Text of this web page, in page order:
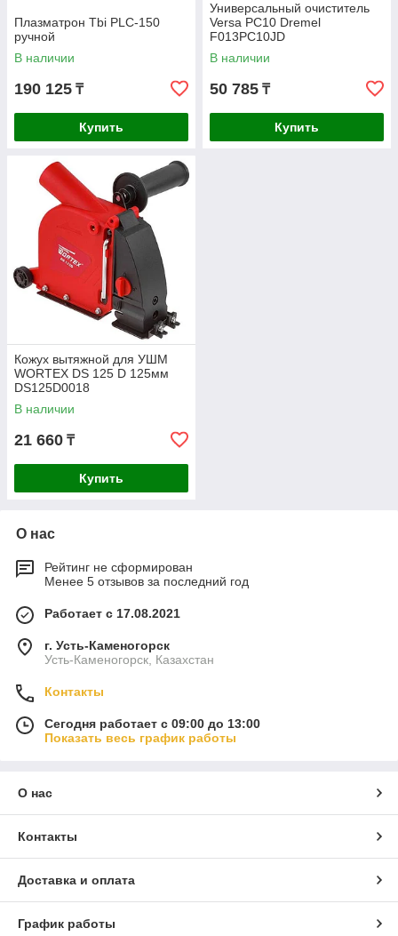
Плазматрон Tbi PLC-150
ручной
В наличии
190 125 ₸
Купить
Универсальный очиститель
Versa PC10 Dremel
F013PC10JD
В наличии
50 785 ₸
Купить
Кожух вытяжной для УШМ
WORTEX DS 125 D 125мм
DS125D0018
В наличии
21 660 ₸
Купить
О нас
Рейтинг не сформирован
Менее 5 отзывов за последний год
Работает с 17.08.2021
г. Усть-Каменогорск
Усть-Каменогорск, Казахстан
Контакты
Сегодня работает с 09:00 до 13:00
Показать весь график работы
О нас
Контакты
Доставка и оплата
График работы